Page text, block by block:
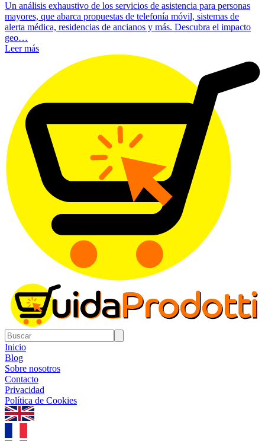
Un análisis exhaustivo de los servicios de asistencia para personas
mayores, que abarca propuestas de telefonía móvil, sistemas de
alerta médica, residencias de ancianos y más. Descubra el impacto
geo…
Leer más
Inicio
Blog
Sobre nosotros
Contacto
Privacidad
Política de Cookies